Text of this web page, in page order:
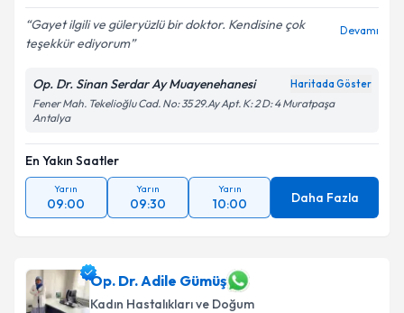
Kişisel verilerimin işlenmesine ilişkin
kapsamda işlenmesini kabul ediyorum.
Gayet ilgili ve güleryüzlü bir doktor. Kendisine çok
teşekkür ediyorum
Devamı
Op. Dr. Sinan Serdar Ay Muayenehanesi Haritada Göster
Fener Mah. Tekelioğlu Cad. No: 35 29.Ay Apt. K: 2 D: 4 Muratpaşa
Antalya
En Yakın Saatler
Yarın
09:00
Yarın
09:30
Yarın
10:00 Daha Fazla
Op. Dr. Adile Gümüş
Kadın Hastalıkları ve Doğum